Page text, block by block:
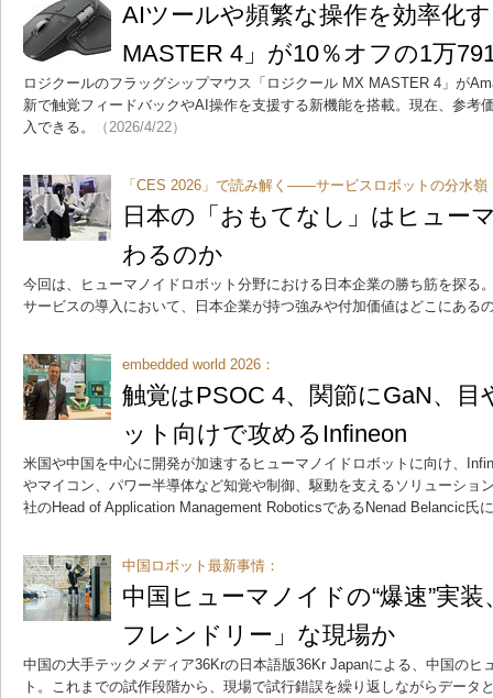
AIツールや頻繁な操作を効率化
MASTER 4」が10％オフの1万
ロジクールのフラッグシップマウス「ロジクール MX MASTER 4」が
新で触覚フィードバックやAI操作を支援する新機能を搭載。現在、参考
入できる。
（2026/4/22）
「CES 2026」で読み解く――サービスロボットの分水嶺
日本の「おもてなし」はヒュー
わるのか
今回は、ヒューマノイドロボット分野における日本企業の勝ち筋を探る
サービスの導入において、日本企業が持つ強みや付加価値はどこにある
embedded world 2026：
触覚はPSOC 4、関節にGaN、
ット向けで攻めるInfineon
米国や中国を中心に開発が加速するヒューマノイドロボットに向け、
やマイコン、パワー半導体など知覚や制御、駆動を支えるソリューショ
社のHead of Application Management RoboticsであるNenad Belancic氏
中国ロボット最新事情：
中国ヒューマノイドの“爆速”実
フレンドリー」な現場か
中国の大手テックメディア36Krの日本語版36Kr Japanによる、中国のヒ
ト。これまでの試作段階から、現場で試行錯誤を繰り返しながらデータ